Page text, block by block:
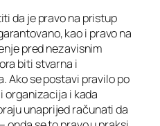
da je pravo na pristup
kao i pravo na
pred nezavisnim
biti stvarna i
Ako se postavi pravilo po
organizacija i kada
unaprijed računati da